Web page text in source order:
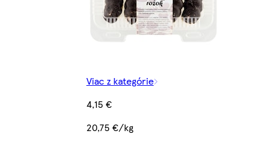
Viac z kategórie
4,15 €
20,75 €/kg